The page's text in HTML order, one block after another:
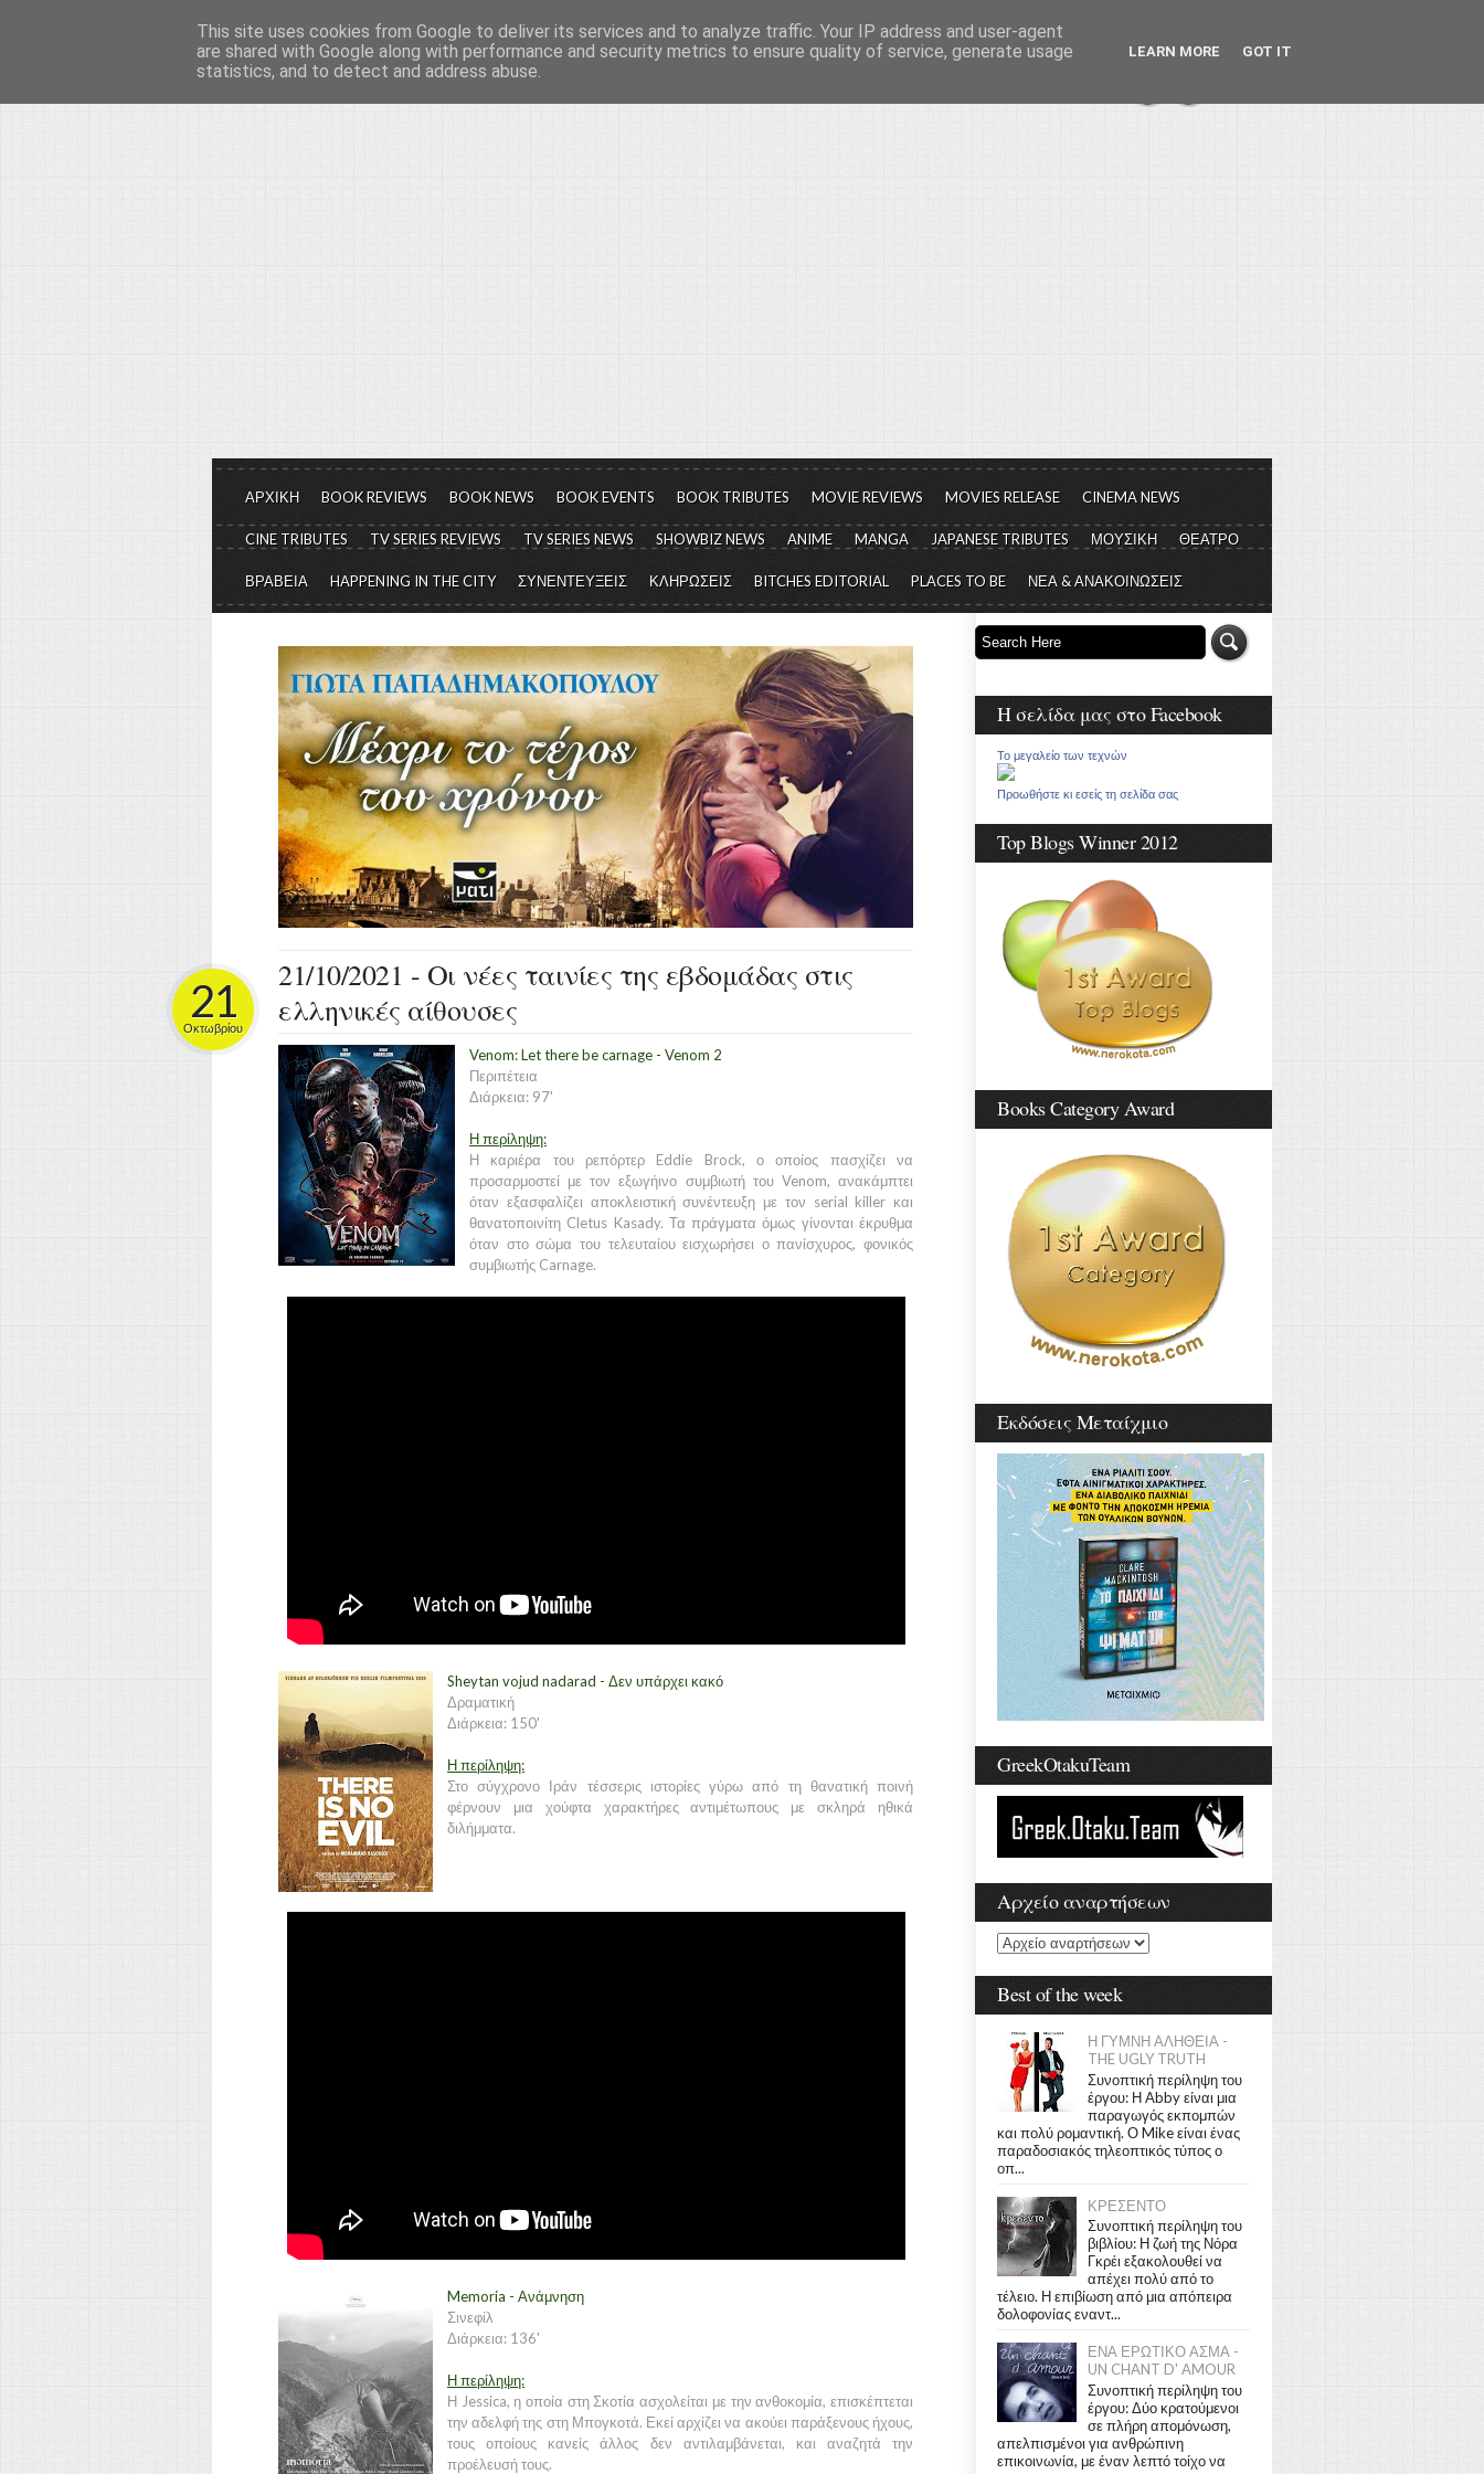
Το μεγαλείο των Τεχνών...
Είμαστε πάντα εδώ για να μιλάμε για τον πολιτισμό, σε κάθε του μορφή και έκταση...
ΑΡΧΙΚΗ BOOK REVIEWS BOOK NEWS BOOK EVENTS BOOK TRIBUTES MOVIE REVIEWS MOVIES RELEASE CINEMA NEWS
CINE TRIBUTES TV SERIES REVIEWS TV SERIES NEWS SHOWBIZ NEWS ANIME MANGA JAPANESE TRIBUTES ΜΟΥΣΙΚΗ ΘΕΑΤΡΟ
ΒΡΑΒΕΙΑ HAPPENING IN THE CITY ΣΥΝΕΝΤΕΥΞΕΙΣ ΚΛΗΡΩΣΕΙΣ BITCHES EDITORIAL PLACES TO BE ΝΕΑ & ΑΝΑΚΟΙΝΩΣΕΙΣ
21/10/2021 - Οι νέες ταινίες της εβδομάδας στις
ελληνικές αίθουσες
21
Οκτωβρίου
Venom: Let there be carnage - Venom 2
Περιπέτεια
Διάρκεια: 97'
Η περίληψη:
Η καριέρα του ρεπόρτερ Eddie Brock, ο οποίος πασχίζει να
προσαρμοστεί με τον εξωγήινο συμβιωτή του Venom, ανακάμπτει
όταν εξασφαλίζει αποκλειστική συνέντευξη με τον serial killer και
θανατοποινίτη Cletus Kasady. Τα πράγματα όμως γίνονται έκρυθμα
όταν στο σώμα του τελευταίου εισχωρήσει ο πανίσχυρος, φονικός
συμβιωτής Carnage.
Sheytan vojud nadarad - Δεν υπάρχει κακό
Δραματική
Διάρκεια: 150'
Η περίληψη:
Στο σύγχρονο Ιράν τέσσερις ιστορίες γύρω από τη θανατική ποινή
φέρνουν μια χούφτα χαρακτήρες αντιμέτωπους με σκληρά ηθικά
διλήμματα.
Memoria - Ανάμνηση
Σινεφίλ
Διάρκεια: 136'
Η περίληψη:
Η Jessica, η οποία στη Σκοτία ασχολείται με την ανθοκομία, επισκέπτεται
την αδελφή της στη Μπογκοτά. Εκεί αρχίζει να ακούει παράξενους ήχους,
τους οποίους κανείς άλλος δεν αντιλαμβάνεται, και αναζητά την
προέλευσή τους.
Η σελίδα μας στο Facebook
Το μεγαλείο των τεχνών
Προωθήστε κι εσείς τη σελίδα σας
Top Blogs Winner 2012
Books Category Award
Εκδόσεις Μεταίχμιο
GreekOtakuTeam
Αρχείο αναρτήσεων
Best of the week
Η ΓΥΜΝΗ ΑΛΗΘΕΙΑ -
THE UGLY TRUTH
Συνοπτική περίληψη του
έργου: Η Abby είναι μια
παραγωγός εκπομπών
και πολύ ρομαντική. Ο Mike είναι ένας
παραδοσιακός τηλεοπτικός τύπος ο
οπ...
ΚΡΕΣΕΝΤΟ
Συνοπτική περίληψη του
βιβλίου: Η ζωή της Νόρα
Γκρέι εξακολουθεί να
απέχει πολύ από το
τέλειο. Η επιβίωση από μια απόπειρα
δολοφονίας εναντ...
ΕΝΑ ΕΡΩΤΙΚΟ ΑΣΜΑ -
UN CHANT D' AMOUR
Συνοπτική περίληψη του
έργου: Δύο κρατούμενοι
σε πλήρη απομόνωση,
απελπισμένοι για ανθρώπινη
επικοινωνία, με έναν λεπτό τοίχο να
This site uses cookies from Google to deliver its services and to analyze traffic. Your IP address and user-agent
are shared with Google along with performance and security metrics to ensure quality of service, generate usage
statistics, and to detect and address abuse.
LEARN MORE GOT IT